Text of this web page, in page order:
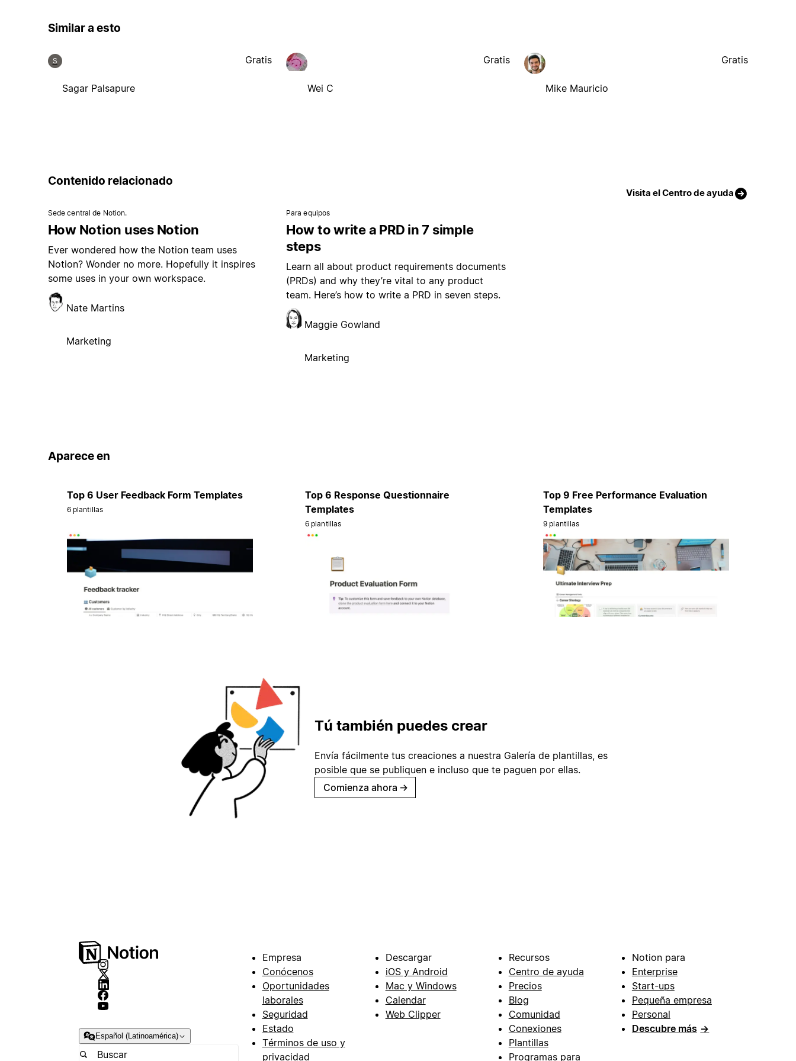
Similar a esto
S
Sagar Palsapure
Gratis
Wei C
Gratis
Mike Mauricio
Gratis
Contenido relacionado
Visita el Centro de ayuda
Sede central de Notion.
How Notion uses Notion
Ever wondered how the Notion team uses
Notion? Wonder no more. Hopefully it inspires
some uses in your own workspace.
Nate Martins
Marketing
Para equipos
How to write a PRD in 7 simple
steps
Learn all about product requirements documents
(PRDs) and why they’re vital to any product
team. Here’s how to write a PRD in seven steps.
Maggie Gowland
Marketing
Aparece en
Top 6 User Feedback Form Templates
6 plantillas
Top 6 Response Questionnaire
Templates
6 plantillas
Top 9 Free Performance Evaluation
Templates
9 plantillas
Tú también puedes crear
Envía fácilmente tus creaciones a nuestra Galería de plantillas, es
posible que se publiquen e incluso que te paguen por ellas.
Comienza ahora →
Español (Latinoamérica)
Empresa
Conócenos
Oportunidades
laborales
Seguridad
Estado
Términos de uso y
privacidad
Descargar
iOS y Android
Mac y Windows
Calendar
Web Clipper
Recursos
Centro de ayuda
Precios
Blog
Comunidad
Conexiones
Plantillas
Programas para
Notion para
Enterprise
Start-ups
Pequeña empresa
Personal
Descubre más →